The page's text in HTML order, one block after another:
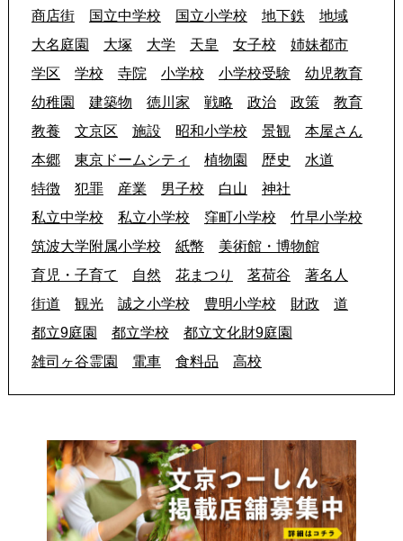
商店街
国立中学校 国立小学校 地下鉄
地域
大名庭園
大塚 大学 天皇 女子校
姉妹都市
学区
学校 寺院 小学校 小学校受験
幼児教育
幼稚園
建築物 徳川家 戦略 政治 政策
教育
教養
文京区 施設 昭和小学校 景観
本屋さん
本郷
東京ドームシティ 植物園 歴史
水道
特徴
犯罪 産業 男子校 白山
神社
私立中学校
私立小学校 窪町小学校
竹早小学校
筑波大学附属小学校
紙幣
美術館・博物館
育児・子育て
自然 花まつり 茗荷谷
著名人
街道
観光 誠之小学校 豊明小学校 財政
道
都立9庭園
都立学校
都立文化財9庭園
雑司ヶ谷霊園
電車 食料品 高校